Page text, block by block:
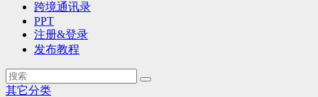
跨境通讯录
PPT
注册&登录
发布教程
其它分类